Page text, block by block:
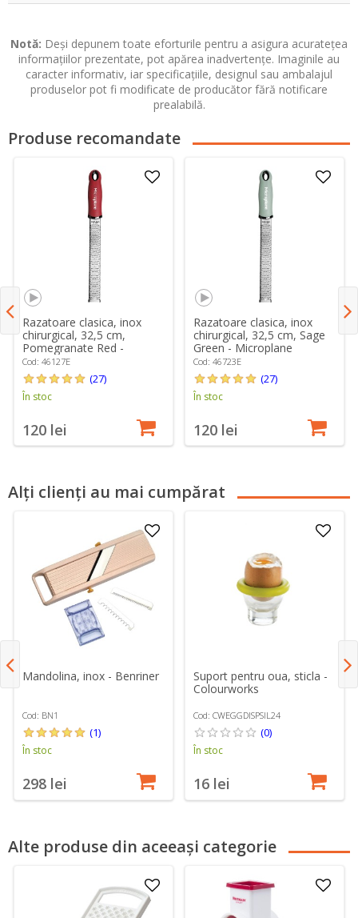
Notă: Deși depunem toate eforturile pentru a asigura acuratețea
informațiilor prezentate, pot apărea inadvertențe. Imaginile au
caracter informativ, iar specificațiile, designul sau ambalajul
produselor pot fi modificate de producător fără notificare
prealabilă.
Produse recomandate
Razatoare clasica, inox
chirurgical, 32,5 cm,
Pomegranate Red -
Microplane
Cod: 46127E
(27)
În stoc
120 lei
Razatoare clasica, inox
chirurgical, 32,5 cm, Sage
Green - Microplane
Cod: 46723E
(27)
În stoc
120 lei
Alți clienți au mai cumpărat
Mandolina, inox - Benriner
Cod: BN1
(1)
În stoc
298 lei
Suport pentru oua, sticla -
Colourworks
Cod: CWEGGDISPSIL24
(0)
În stoc
16 lei
Alte produse din aceeași categorie